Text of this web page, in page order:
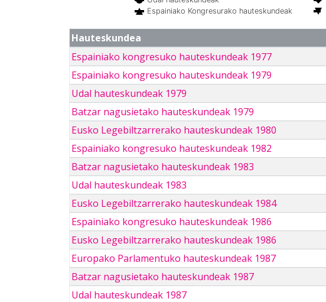
Espainiako Kongresurako hauteskundeak
Hauteskundea
Espainiako kongresuko hauteskundeak 1977
Espainiako kongresuko hauteskundeak 1979
Udal hauteskundeak 1979
Batzar nagusietako hauteskundeak 1979
Eusko Legebiltzarrerako hauteskundeak 1980
Espainiako kongresuko hauteskundeak 1982
Batzar nagusietako hauteskundeak 1983
Udal hauteskundeak 1983
Eusko Legebiltzarrerako hauteskundeak 1984
Espainiako kongresuko hauteskundeak 1986
Eusko Legebiltzarrerako hauteskundeak 1986
Europako Parlamentuko hauteskundeak 1987
Batzar nagusietako hauteskundeak 1987
Udal hauteskundeak 1987